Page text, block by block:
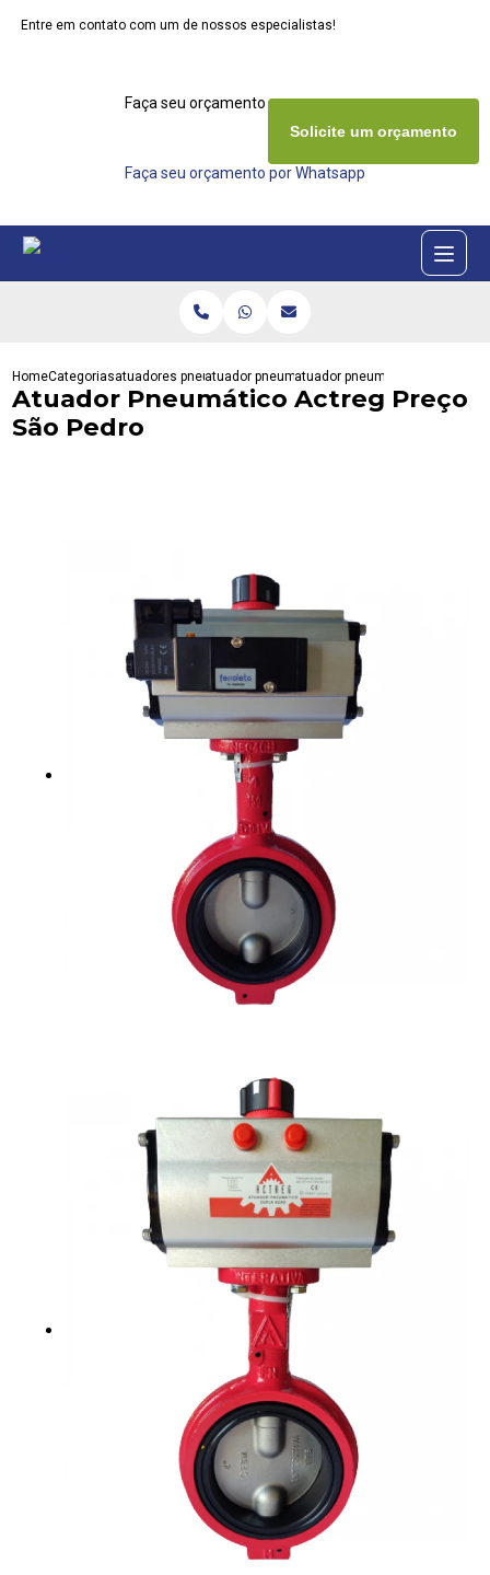
Entre em contato com um de nossos especialistas!
Faça seu orçamento agora mesmo
Faça seu orçamento por Whatsapp
Solicite um orçamento
HomeCategoriasatuadores pneumaticosatuador pneumatico actregatuador pneumatico actreg
Atuador Pneumático Actreg Preço
São Pedro